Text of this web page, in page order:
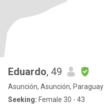
Eduardo, 49
Asunción, Asunción, Paraguay
Seeking: Female 30 - 43